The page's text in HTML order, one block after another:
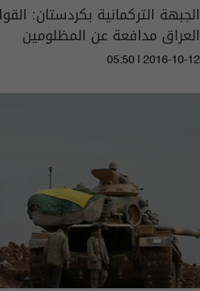
الجبهة التركمانية بكردستان:
العراق مدافعة عن المظلومين
05:50 | 2016-10-12